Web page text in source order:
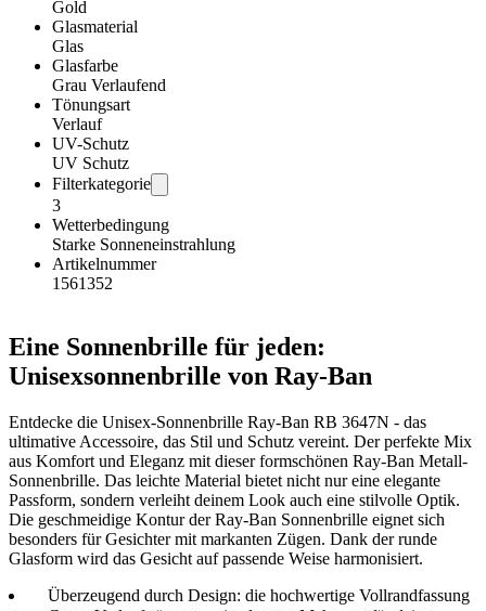
Gold
Glasmaterial
Glas
Glasfarbe
Grau Verlaufend
Tönungsart
Verlauf
UV-Schutz
UV Schutz
Filterkategorie
3
Wetterbedingung
Starke Sonneneinstrahlung
Artikelnummer
1561352
Eine Sonnenbrille für jeden:
Unisexsonnenbrille von Ray-Ban
Entdecke die Unisex-Sonnenbrille Ray-Ban RB 3647N - das
ultimative Accessoire, das Stil und Schutz vereint. Der perfekte Mix
aus Komfort und Eleganz mit dieser formschönen Ray-Ban Metall-
Sonnenbrille. Das leichte Material bietet nicht nur eine elegante
Passform, sondern verleiht deinem Look auch eine stilvolle Optik.
Die geschmeidige Kontur der Ray-Ban Sonnenbrille eignet sich
besonders für Gesichter mit markanten Zügen. Dank der runde
Glasform wird das Gesicht auf passende Weise harmonisiert.
Überzeugend durch Design: die hochwertige Vollrandfassung